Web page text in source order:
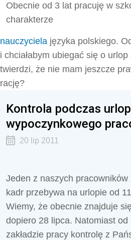
Obecnie od 3 lat pracuję w
charakterze
nauczyciela języka polskiego.
i chciałabym ubiegać się o
twierdzi, że nie mam jeszcze
rację?
Kontrola podczas
wypoczynkowego
20 lip 2011
Jeden z naszych
kadr przebywa na urlopie od
Wiemy, że obecnie znajduje
dopiero 28 lipca. Natomiast
zakładzie pracy kontrolę z